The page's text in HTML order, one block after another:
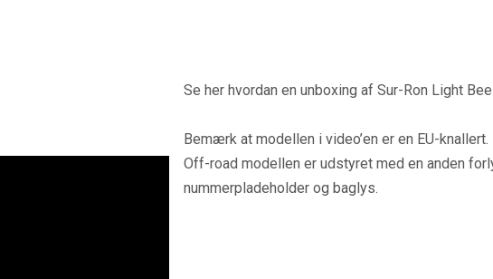
Se her hvordan en unboxing af Sur-Ron Light
Bemærk at modellen i video’en er en EU-
Off-road modellen er udstyret med en anden
nummerpladeholder og baglys.